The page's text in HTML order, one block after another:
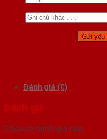
Đánh giá (0)
Đánh giá
Chưa có đánh giá nào.